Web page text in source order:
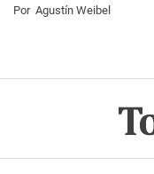
Por Agustín Weibel